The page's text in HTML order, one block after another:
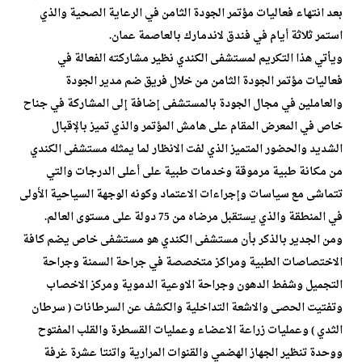
بعد انتهاء فعاليات مؤتمر الجودة الثامن في الرعاية الصحية والذي
استمر ثلاثة أيام في فندق لاندمارك بالعاصمة عمان.
ويأتي هذا التكريم لمستشفى الكندي نظير مشاركته الفعالة في
فعاليات مؤتمر الجودة الثامن من خلال فريق ضم مدير الجودة
والعاملين في مجال الجودة بالمستشفى إضافة إلى المشاركة في جناح
خاص في المعرض المقام على هامش المؤتمر والذي تميز بالإقبال
الشديد والحضور المتميز الذي لفت الانظار لما يمثله مستشفى الكندي
من مكانة طبية مرموقة وخدمات طبية على أعلى الدرجات والتي
تتماشى مع سياسات وإجراءات الاعتماد وكونه الوجهة السياحية الأولى
في المنطقة والذي يستقبل مرضاه من 75 دولة على مستوى العالم.
ومن الجدير بالذكر بأن مستشفى الكندي هو مستشفى خاص يضم كافة
الاختصاصات الطبية ومراكز متخصصة في جراحة السمنة وجراحة
التجميل وشفط الدهون وجراحة الاوعية الدموية ومركز الاخصاب
وتفتيت الحصى والاشعة التداخلية والكشف عن السرطانات ( سرطان
الثدي ) وعمليات زراعة الاعضاء وعمليات القسطرة والقلب المفتوح
ووحدة تنظير الجهاز الهضمي والقنوات المرارية واتنتا عشرة غرفة